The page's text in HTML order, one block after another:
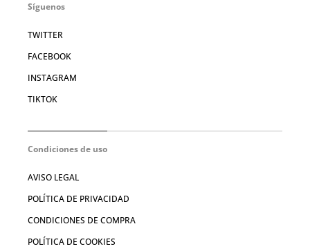
Síguenos
TWITTER
FACEBOOK
INSTAGRAM
TIKTOK
Condiciones de uso
AVISO LEGAL
POLÍTICA DE PRIVACIDAD
CONDICIONES DE COMPRA
POLÍTICA DE COOKIES